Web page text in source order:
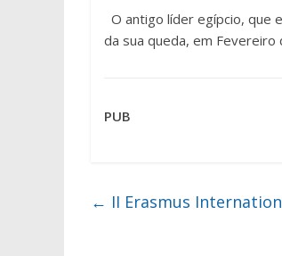
O antigo líder egípcio, que
da sua queda, em Fevereiro
PUB
← II Erasmus